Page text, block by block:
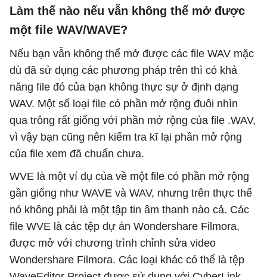
Làm thế nào nếu vẫn không thể mở được
một file WAV/WAVE?
Nếu bạn vẫn không thể mở được các file WAV mặc
dù đã sử dụng các phương pháp trên thì có khả
năng file đó của bạn không thực sự ở định dạng
WAV. Một số loại file có phần mở rộng đuôi nhìn
qua trông rất giống với phần mở rộng của file .WAV,
vì vậy bạn cũng nên kiểm tra kĩ lại phần mở rộng
của file xem đã chuẩn chưa.
WVE là một ví dụ của về một file có phần mở rộng
gần giống như WAVE và WAV, nhưng trên thực thế
nó không phải là một tập tin âm thanh nào cả. Các
file WVE là các tệp dự án Wondershare Filmora,
được mở với chương trình chỉnh sửa video
Wondershare Filmora. Các loại khác có thể là tệp